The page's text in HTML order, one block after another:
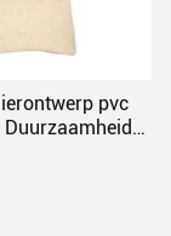
pvc
Duurzaamheid